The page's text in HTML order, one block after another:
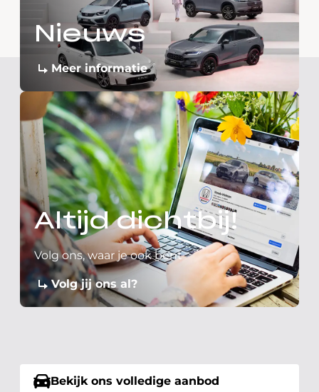
Nieuws
Meer informatie
Altijd dichtbij!
Volg ons, waar je ook bent
Volg jij ons al?
Bekijk ons volledige aanbod